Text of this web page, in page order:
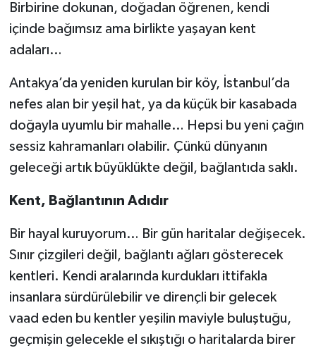
Birbirine dokunan, doğadan öğrenen, kendi
içinde bağımsız ama birlikte yaşayan kent
adaları…
Antakya’da yeniden kurulan bir köy, İstanbul’da
nefes alan bir yeşil hat, ya da küçük bir kasabada
doğayla uyumlu bir mahalle… Hepsi bu yeni çağın
sessiz kahramanları olabilir. Çünkü dünyanın
geleceği artık büyüklükte değil, bağlantıda saklı.
Kent, Bağlantının Adıdır
Bir hayal kuruyorum… Bir gün haritalar değişecek.
Sınır çizgileri değil, bağlantı ağları gösterecek
kentleri. Kendi aralarında kurdukları ittifakla
insanlara sürdürülebilir ve dirençli bir gelecek
vaad eden bu kentler yeşilin maviyle buluştuğu,
geçmişin gelecekle el sıkıştığı o haritalarda birer